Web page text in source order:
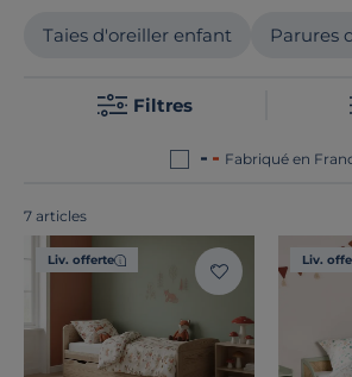
accompagne dans la création d'un
pour des nuits paisibles et des
fabriqués en France ou en Europe!
Taies d'oreiller enfant Parures
Filtres
Fabriqué en
7 articles
Liv. offerte Liv.
Dimension
Marque